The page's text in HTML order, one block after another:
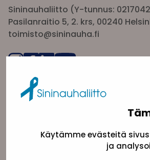
Käytämme evästeitä
ja
Sininauhaliitto (Y-tunnus:
Pasilanraitio 5, 2. krs, 00240
toimisto@sininauha.fi